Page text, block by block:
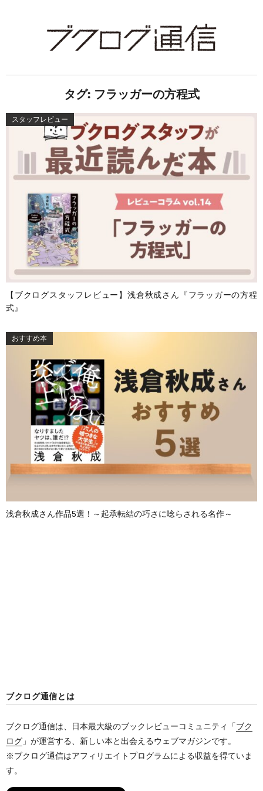
タグ: フラッガーの方程式
スタッフレビュー
【ブクログスタッフレビュー】浅倉秋成さん『フラッガーの方程
式』
おすすめ本
浅倉秋成さん作品5選！～起承転結の巧さに唸らされる名作～
ブクログ通信とは
ブクログ通信は、日本最大級のブックレビューコミュニティ「ブク
ログ 」が運営する、新しい本と出会えるウェブマガジンです。
※ブクログ通信はアフィリエイトプログラムによる収益を得ていま
す。